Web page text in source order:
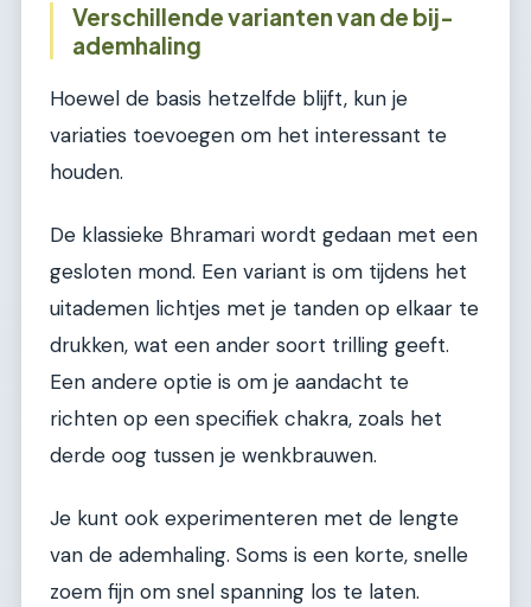
Verschillende varianten van de bij-
ademhaling
Hoewel de basis hetzelfde blijft, kun je
variaties toevoegen om het interessant te
houden.
De klassieke Bhramari wordt gedaan met een
gesloten mond. Een variant is om tijdens het
uitademen lichtjes met je tanden op elkaar te
drukken, wat een ander soort trilling geeft.
Een andere optie is om je aandacht te
richten op een specifiek chakra, zoals het
derde oog tussen je wenkbrauwen.
Je kunt ook experimenteren met de lengte
van de ademhaling. Soms is een korte, snelle
zoem fijn om snel spanning los te laten.